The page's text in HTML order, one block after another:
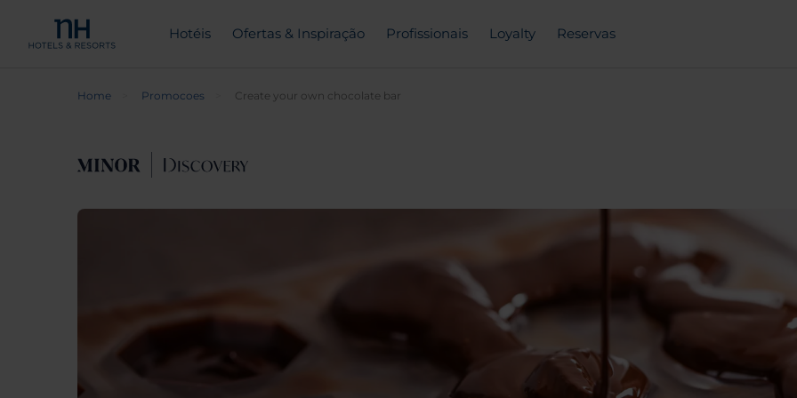
Hotéis Ofertas & Inspiração Profissionais Loyalty Reservas
Home Promocoes Create your own chocolate bar